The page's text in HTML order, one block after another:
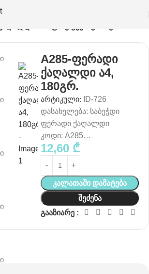
A285-ფერადი
ქაღალდი ა4,
180გრ.
არტიკული:
ID-726
დასახელება: საბეჭდი
ფერადი ქაღალდი
კოდი: A285…
12,60 ₾
Კალათაში Დამატება
Შეძენა
გააზიარე :